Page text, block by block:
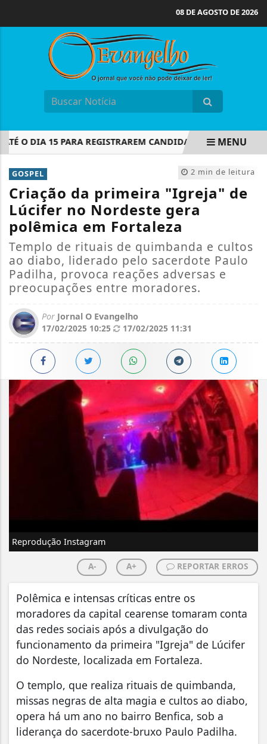
08 DE AGOSTO DE 2026
O DIA 15 PARA REGISTRAREM CANDIDATURAS NOS
EM ALTA
MENU
2 min de leitura
GOSPEL
Criação da primeira "Igreja" de
Lúcifer no Nordeste gera
polêmica em Fortaleza
Templo de rituais de quimbanda e cultos
ao diabo, liderado pelo sacerdote Paulo
Padilha, provoca reações adversas e
preocupações entre moradores.
Por Jornal O Evangelho
17/02/2025 10:25
17/02/2025 11:31
Reprodução Instagram
A- A+ REPORTAR ERROS
Polêmica e intensas críticas entre os
moradores da capital cearense tomaram conta
das redes sociais após a divulgação do
funcionamento da primeira "Igreja" de Lúcifer
do Nordeste, localizada em Fortaleza.
O templo, que realiza rituais de quimbanda,
missas negras de alta magia e cultos ao diabo,
opera há um ano no bairro Benfica, sob a
liderança do sacerdote-bruxo Paulo Padilha.